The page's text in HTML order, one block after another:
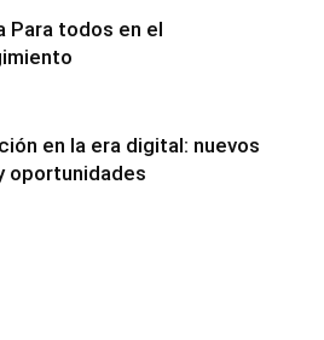
Para todos en el
en la era digital: nuevos
oportunidades